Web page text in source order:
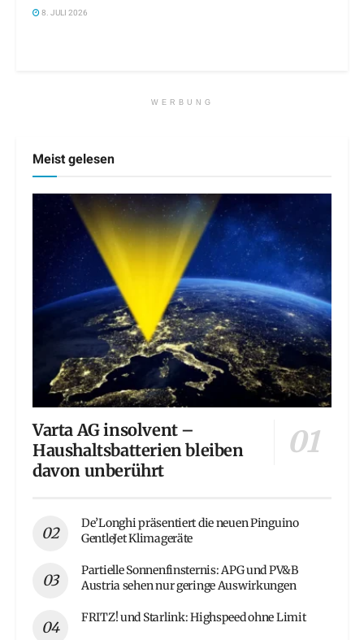
8. JULI 2026
WERBUNG
Meist gelesen
Varta AG insolvent –
Haushaltsbatterien bleiben
davon unberührt
De’Longhi präsentiert die neuen Pinguino
GentleJet Klimageräte
Partielle Sonnenfinsternis: APG und PV&B
Austria sehen nur geringe Auswirkungen
FRITZ! und Starlink: Highspeed ohne Limit